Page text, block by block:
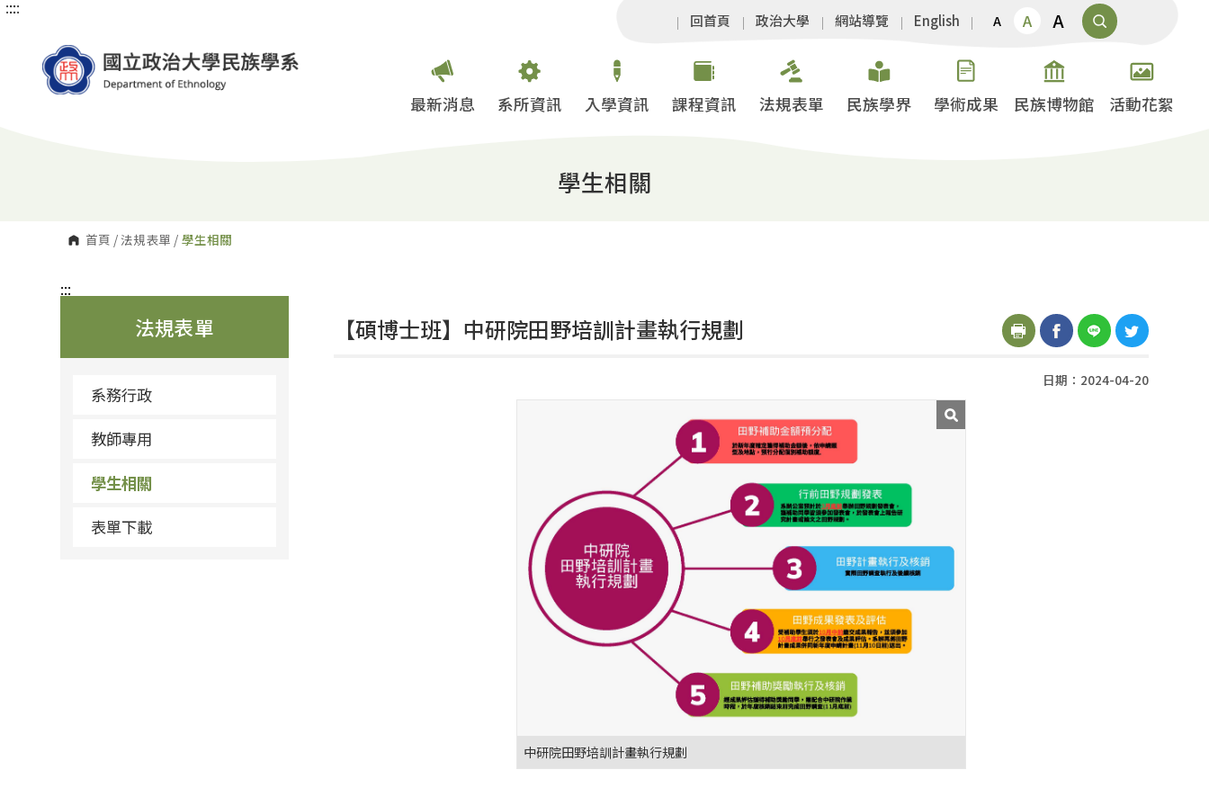
跳
:::
回首頁 政治大學 網站導覽 English A A A
最新消息 系所資訊 入學資訊 課程資訊 法規表單 民族學界 學術成果 民族博物館 活動花絮
學生相關
首頁 /法規表單 / 學生相關
:::
法規表單
系務行政
教師專用
學生相關
表單下載
:::
【碩博士班】中研院田野培訓計畫執行規劃
日期：2024-04-20
中研院田野培訓計畫執行規劃